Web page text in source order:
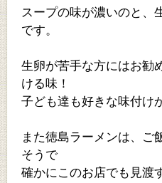
スープの味が濃いのと、
です。
生卵が苦手な方にはお勧
ける味！
子ども達も好きな味付け
また徳島ラーメンは、ご
そうで
確かにこのお店でも見渡